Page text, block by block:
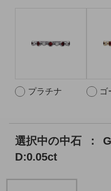
プラチナ ゴ
選択中の中石 ：
D:0.05ct